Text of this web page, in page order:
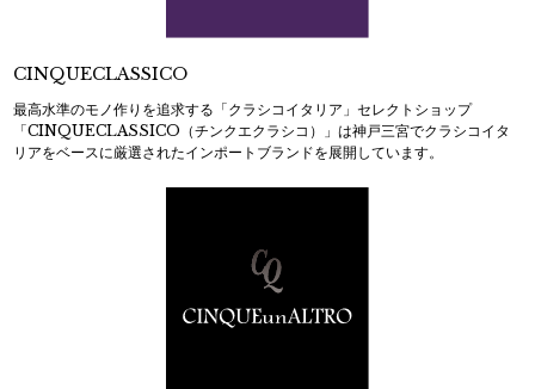
CINQUECLASSICO
最高水準のモノ作りを追求する「クラシコイタリア」セレクトショップ
「CINQUECLASSICO（チンクエクラシコ）」は神戸三宮でクラシコイタ
リアをベースに厳選されたインポートブランドを展開しています。